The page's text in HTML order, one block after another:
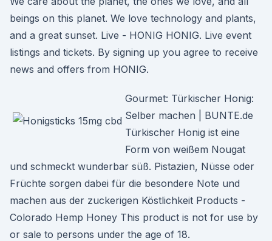
beings on this planet. We love technology and plants,
and a great sunset. Live - HONIG HONIG. Live event
listings and tickets. By signing up you agree to receive
news and offers from HONIG.
Gourmet: Türkischer Honig:
Selber machen | BUNTE.de
Türkischer Honig ist eine
Form von weißem Nougat
und schmeckt wunderbar süß. Pistazien, Nüsse oder
Früchte sorgen dabei für die besondere Note und
machen aus der zuckerigen Köstlichkeit Products -
Colorado Hemp Honey This product is not for use by
or sale to persons under the age of 18.